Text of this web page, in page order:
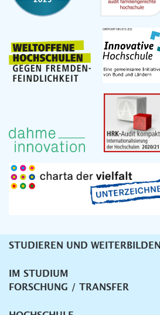
Unternavigation
STUDIEREN UND WEITERBILDEN
IM STUDIUM
FORSCHUNG / TRANSFER